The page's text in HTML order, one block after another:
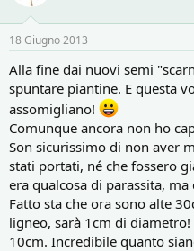
18 Giugno 2013
Alla fine dai nuovi semi
spuntare piantine. E questa
assomigliano!
Comunque ancora non ho
Son sicurissimo di non aver
stati portati, né che fossero
era qualcosa di parassita,
Fatto sta che ora sono alte
ligneo, sarà 1cm di
10cm. Incredibile quanto